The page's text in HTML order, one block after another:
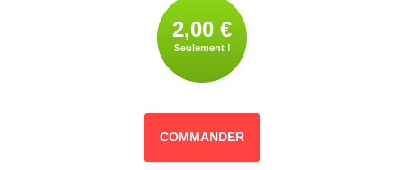
2,00 €
Seulement !
COMMANDER